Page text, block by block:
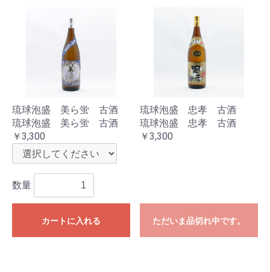
琉球泡盛 美ら蛍 古酒
琉球泡盛 美ら蛍 古酒
￥3,300
数量
カートに入れる
琉球泡盛 忠孝 古酒
琉球泡盛 忠孝 古酒
￥3,300
ただいま品切れ中です。